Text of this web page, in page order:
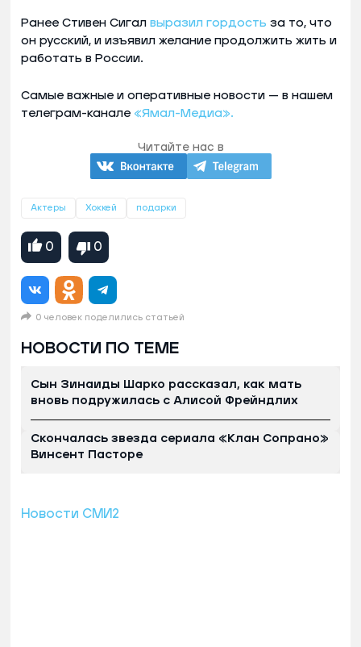
Ранее Стивен Сигал выразил гордость за то, что
он русский, и изъявил желание продолжить жить и
работать в России.
Самые важные и оперативные новости — в нашем
телеграм-канале «Ямал-Медиа».
Читайте нас в
Актеры Хоккей подарки
0 0
0 человек поделились статьей
НОВОСТИ ПО ТЕМЕ
Сын Зинаиды Шарко рассказал, как мать
вновь подружилась с Алисой Фрейндлих
Скончалась звезда сериала «Клан Сопрано»
Винсент Пасторе
Новости СМИ2